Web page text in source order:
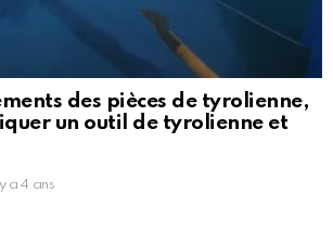
des pièces de tyrolienne,
un outil de tyrolienne et
a 4 ans